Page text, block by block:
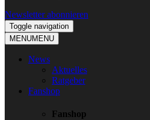
Newsletter abonnieren
Toggle navigation
MENUMENU
News
Aktuelles
Ratgeber
Fanshop
Fanshop